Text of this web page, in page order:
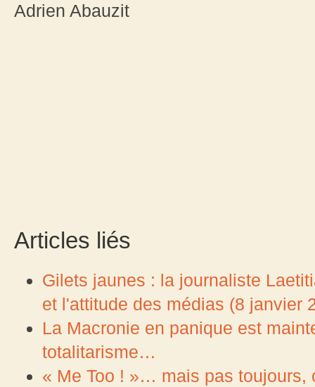
Adrien Abauzit
Articles liés
Gilets jaunes : la journaliste
et l'attitude des médias (8 janvier
La Macronie en panique est
totalitarisme…
« Me Too ! »… mais pas toujours,